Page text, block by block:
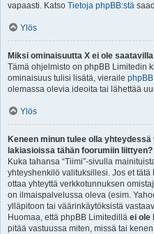
vapaasti. Katso Tietoja phpBB:stä
Ylös
Miksi ominaisuutta X ei ole
Tämä ohjelmisto on phpBB Limitedin
ominaisuus tulisi lisätä, vieraile
olemassa olevia ideoita tai lähettää
Ylös
Keneen minun tulee olla
lakiasioissa tähän foorumiin liittyen?
Kuka tahansa “Tiimi”-sivulla
yhteyshenkilö valituksillesi. Jos et
ottaa yhteyttä verkkotunnuksen
on ilmaispalvelussa oleva (esim.
ylläpitoon tai väärinkäytöksistä
Huomaa, että phpBB Limitedillä ei ole
pitää vastuussa miten, missä tai